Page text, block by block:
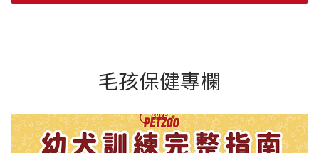
毛孩保健專欄